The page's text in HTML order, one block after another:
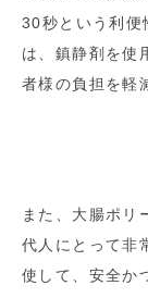
30秒という利便
は、鎮静剤を使
者様の負担を軽
また、大腸ポリ
代人にとって非
使して、安全か